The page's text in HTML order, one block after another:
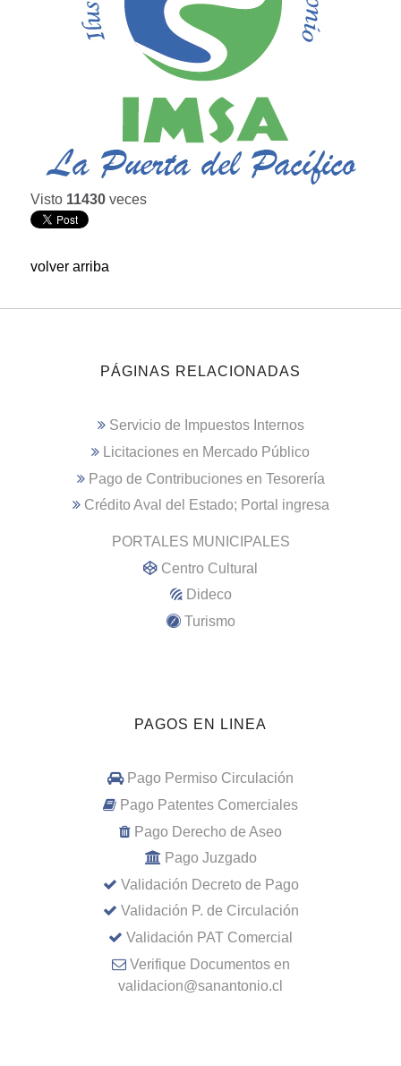
Visto 11430 veces
volver arriba
PÁGINAS RELACIONADAS
Servicio de Impuestos Internos
Licitaciones en Mercado Público
Pago de Contribuciones en Tesorería
Crédito Aval del Estado; Portal ingresa
PORTALES MUNICIPALES
Centro Cultural
Dideco
Turismo
PAGOS EN LINEA
Pago Permiso Circulación
Pago Patentes Comerciales
Pago Derecho de Aseo
Pago Juzgado
Validación Decreto de Pago
Validación P. de Circulación
Validación PAT Comercial
Verifique Documentos en
validacion@sanantonio.cl